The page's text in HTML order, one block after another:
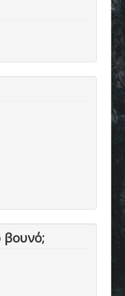
βουνό;